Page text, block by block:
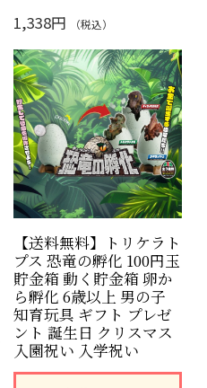
完成し、デスクやインテリア
対象年齢：6歳以上
素材：ABS樹脂
日本語・英語説明書付き
訪日外国人へのお土産・プチ
ギフトにも大人気。日本らし
いプレゼントをお探しの方
に。送料無料でお届けしま
す。
1,338円 （税込）
【送料無料】トリケラト
プス 恐竜の孵化 100円玉
貯金箱 動く貯金箱 卵か
ら孵化 6歳以上 男の子
知育玩具 ギフト プレゼ
ント 誕生日 クリスマス
入園祝い 入学祝い